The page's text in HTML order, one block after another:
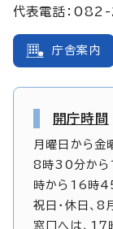
代表電話：
庁舎案内
開庁時間
月曜日から金
8時30分から
時から16時
祝日・休日、
窓口へは、17